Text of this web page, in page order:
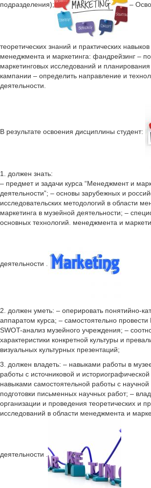
подразделения); –
теоретических знаний и практических
менеджмента и маркетинга: фандрейзинг –
маркетинговых исследований и
кампании – определить направление и
деятельности.
В результате освоения дисциплины студент:
1. должен знать:
– предмет и задачи курса “Менеджмент и
деятельности”; – основы зарубежных и
исследовательских методологий в области
маркетинга в музейной деятельности; –
основных технологий. менеджмента и
деятельности .
2. должен уметь: – оперировать понятийно-
аппаратом курса; – самостоятельно провести
SWOT-анализ музейного учреждения; –
характеристики конкретной культуры и
визуальных культурных презентаций;
3. должен владеть: – навыками работы в
работы с источниковой и
навыками самостоятельной работы с
подготовки письменных научных работ; –
организации и проведения теоретических и
исследований в области менеджмента и
деятельности .